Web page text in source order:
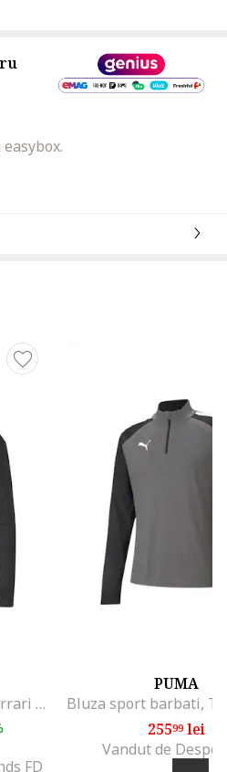
Bluza pentru Barbati, ferrari style mt7 jacket, 538333-01, Negru, Negru
FD
PUMA
25599lei
Vandut de